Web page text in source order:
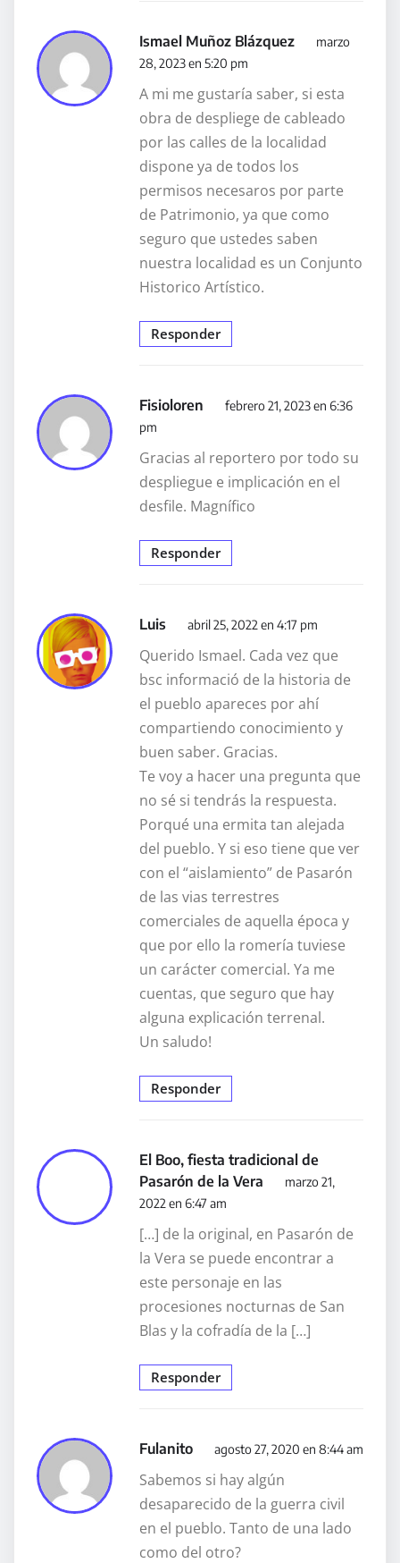
Ismael Muñoz Blázquez
marzo
28, 2023 en 5:20 pm
A mi me gustaría saber, si esta
obra de despliege de cableado
por las calles de la localidad
dispone ya de todos los
permisos necesaros por parte
de Patrimonio, ya que como
seguro que ustedes saben
nuestra localidad es un Conjunto
Historico Artístico.
Responder
Fisioloren
febrero 21, 2023 en 6:36
pm
Gracias al reportero por todo su
despliegue e implicación en el
desfile. Magnífico
Responder
Luis abril 25, 2022 en 4:17 pm
Querido Ismael. Cada vez que
bsc informació de la historia de
el pueblo apareces por ahí
compartiendo conocimiento y
buen saber. Gracias.
Te voy a hacer una pregunta que
no sé si tendrás la respuesta.
Porqué una ermita tan alejada
del pueblo. Y si eso tiene que ver
con el “aislamiento” de Pasarón
de las vias terrestres
comerciales de aquella época y
que por ello la romería tuviese
un carácter comercial. Ya me
cuentas, que seguro que hay
alguna explicación terrenal.
Un saludo!
Responder
El Boo, fiesta tradicional de
Pasarón de la Vera
marzo 21,
2022 en 6:47 am
[…] de la original, en Pasarón de
la Vera se puede encontrar a
este personaje en las
procesiones nocturnas de San
Blas y la cofradía de la […]
Responder
Fulanito agosto 27, 2020 en 8:44 am
Sabemos si hay algún
desaparecido de la guerra civil
en el pueblo. Tanto de una lado
como del otro?